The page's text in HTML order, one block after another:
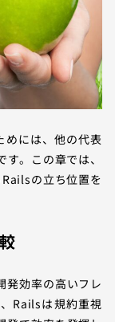
には、他の代表
。この章では、
の立ち位置を
発効率の高いフレ
Railsは規約重視